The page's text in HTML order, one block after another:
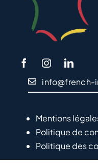
Mentions
Politique de
Politique des